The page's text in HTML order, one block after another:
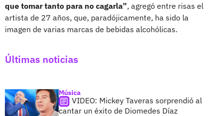
que tomar tanto para no cagarla”, agregó entre risas el
artista de 27 años, que, paradójicamente, ha sido la
imagen de varias marcas de bebidas alcohólicas.
Últimas noticias
Música
VIDEO: Mickey Taveras sorprendió al
cantar un éxito de Diomedes Díaz